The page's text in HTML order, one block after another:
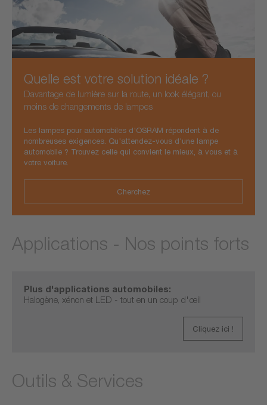
Quelle est votre solution idéale ?
Davantage de lumière sur la route, un look élégant, ou
moins de changements de lampes
Les lampes pour automobiles d'OSRAM répondent à de
nombreuses exigences. Qu'attendez-vous d'une lampe
automobile ? Trouvez celle qui convient le mieux, à vous et à
votre voiture.
Cherchez
Applications - Nos points forts
Plus d'applications automobiles:
Halogène, xénon et LED - tout en un coup d'œil
Cliquez ici !
Outils & Services